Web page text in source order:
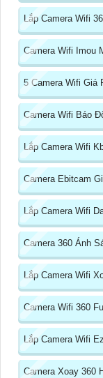
Lắp Camera Wifi
Camera Wifi Imou
5 Camera Wifi Giá
Camera Wifi Báo
Lắp Camera Wifi
Camera Ebitcam
Lắp Camera Wifi
Camera 360 Ánh
Lắp Camera Wifi
Camera Wifi 360
Lắp Camera Wifi
Camera Xoay 360